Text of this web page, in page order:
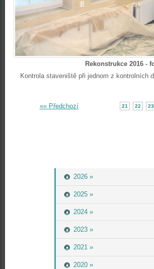
2026 »
2025 »
2024 »
2023 »
2021 »
2020 »
Rekonstrukce 2016 -
Kontrola staveniště při jednom z kontrolních
«« Předchozí 21 22 23